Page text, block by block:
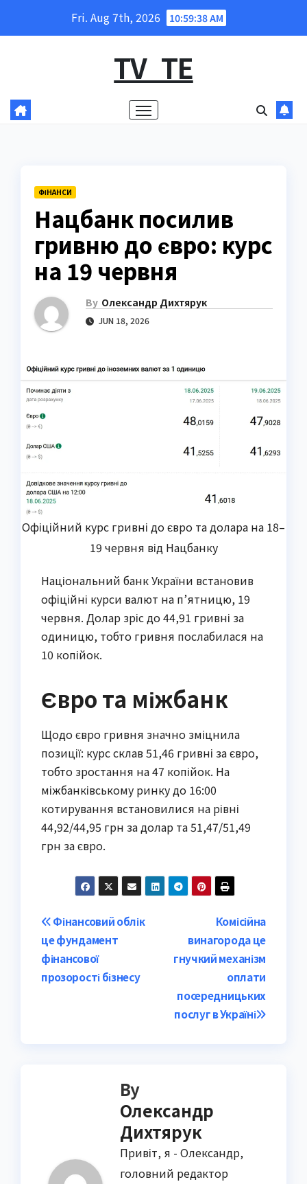
Fri. Aug 7th, 2026 10:59:39 AM
TV_TE
ФІНАНСИ
Нацбанк посилив
гривню до євро: курс
на 19 червня
By Олександр Дихтярук
JUN 18, 2026
Офіційний курс гривні до євро та долара на 18–
19 червня від Нацбанку
Національний банк України встановив
офіційні курси валют на п’ятницю, 19
червня. Долар зріс до 44,91 гривні за
одиницю, тобто гривня послабилася на
10 копійок.
Євро та міжбанк
Щодо євро гривня значно зміцнила
позиції: курс склав 51,46 гривні за євро,
тобто зростання на 47 копійок. На
міжбанківському ринку до 16:00
котирування встановилися на рівні
44,92/44,95 грн за долар та 51,47/51,49
грн за євро.
Post
navigation
Комісійна
винагорода це
гнучкий механізм
оплати
посередницьких
послуг в Україні
Фінансовий облік
це фундамент
фінансової
прозорості бізнесу
By
Олександр
Дихтярук
Привіт, я - Олександр,
головний редактор